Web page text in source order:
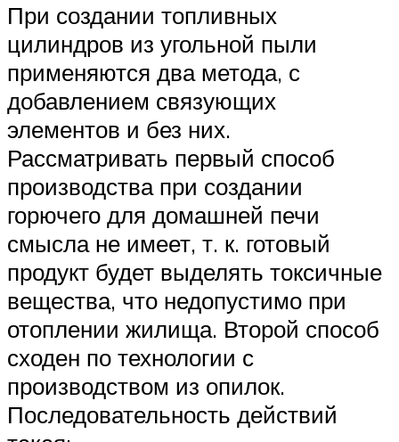
При создании топливных
цилиндров из угольной пыли
применяются два метода, с
добавлением связующих
элементов и без них.
Рассматривать первый способ
производства при создании
горючего для домашней печи
смысла не имеет, т. к. готовый
продукт будет выделять токсичные
вещества, что недопустимо при
отоплении жилища. Второй способ
сходен по технологии с
производством из опилок.
Последовательность действий